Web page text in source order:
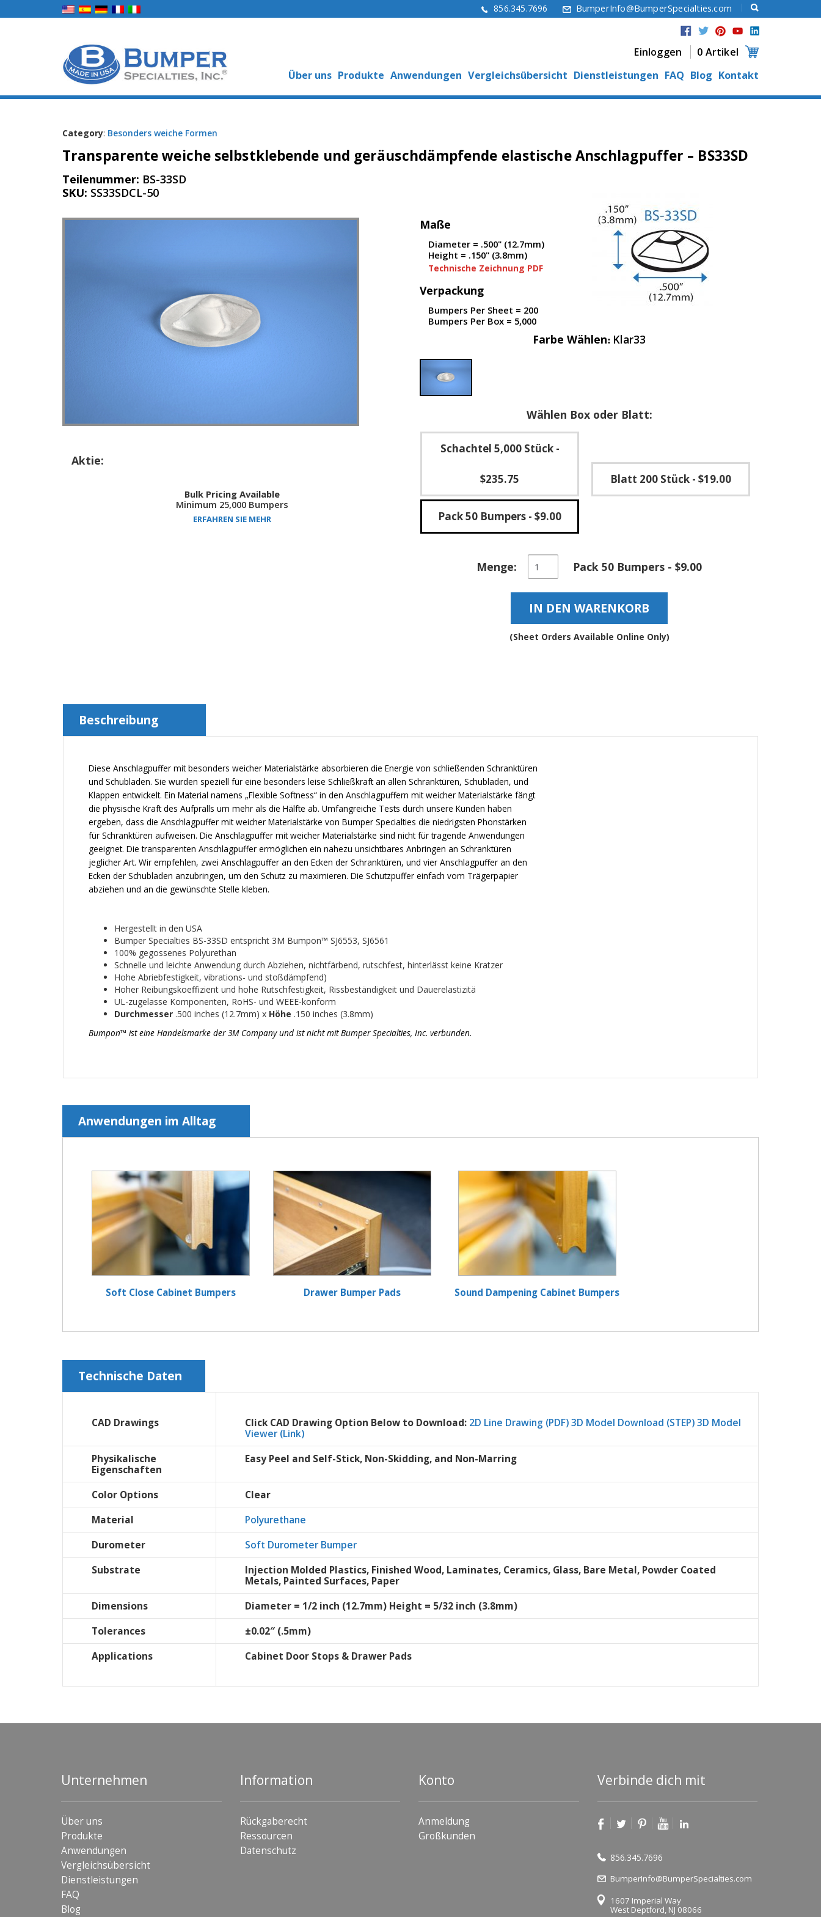
856.345.7696 BumperInfo@BumperSpecialties.com
Einloggen
0 Artikel
Über uns Produkte Anwendungen Vergleichsübersicht Dienstleistungen FAQ Blog Kontakt
Category: Besonders weiche Formen
Transparente weiche selbstklebende und geräuschdämpfende elastische Anschlagpuffer – BS33SD
Teilenummer: BS-33SD
SKU: SS33SDCL-50
Aktie:
Bulk Pricing Available
Minimum 25,000 Bumpers
ERFAHREN SIE MEHR
Maße
Diameter = .500" (12.7mm)
Height = .150" (3.8mm)
Technische Zeichnung PDF
Verpackung
Bumpers Per Sheet = 200
Bumpers Per Box = 5,000
Farbe Wählen Klar33
Wählen Box oder Blatt:
Schachtel 5,000 Stück-
$235.75 Blatt 200 Stück - $19.00
Pack 50 Bumpers - $9.00
Menge:
Transparente
weiche
und
geräuschdämpfende
Anschlagpuffer
Pack 50 Bumpers - $9.00
IN DEN WARENKORB
(Sheet Orders Available Online Only)
Beschreibung
Diese Anschlagpuffer mit besonders weicher Materialstärke absorbieren die Energie von schließenden Schranktüren
und Schubladen. Sie wurden speziell für eine besonders leise Schließkraft an allen Schranktüren, Schubladen, und
Klappen entwickelt. Ein Material namens „Flexible Softness“ in den Anschlagpuffern mit weicher Materialstärke fängt
die physische Kraft des Aufpralls um mehr als die Hälfte ab. Umfangreiche Tests durch unsere Kunden haben
ergeben, dass die Anschlagpuffer mit weicher Materialstärke von Bumper Specialties die niedrigsten Phonstärken
für Schranktüren aufweisen. Die Anschlagpuffer mit weicher Materialstärke sind nicht für tragende Anwendungen
geeignet. Die transparenten Anschlagpuffer ermöglichen ein nahezu unsichtbares Anbringen an Schranktüren
jeglicher Art. Wir empfehlen, zwei Anschlagpuffer an den Ecken der Schranktüren, und vier Anschlagpuffer an den
Ecken der Schubladen anzubringen, um den Schutz zu maximieren. Die Schutzpuffer einfach vom Trägerpapier
abziehen und an die gewünschte Stelle kleben.
Hergestellt in den USA
Bumper Specialties BS-33SD entspricht 3M Bumpon™ SJ6553, SJ6561
100% gegossenes Polyurethan
Schnelle und leichte Anwendung durch Abziehen, nichtfärbend, rutschfest, hinterlässt keine Kratzer
Hohe Abriebfestigkeit, vibrations- und stoßdämpfend)
Hoher Reibungskoeffizient und hohe Rutschfestigkeit, Rissbeständigkeit und Dauerelastizitä
UL-zugelasse Komponenten, RoHS- und WEEE-konform
Durchmesser .500 inches (12.7mm) x Höhe .150 inches (3.8mm)
Bumpon™ ist eine Handelsmarke der 3M Company und ist nicht mit Bumper Specialties, Inc. verbunden.
Anwendungen im Alltag
Soft Close Cabinet Bumpers Drawer Bumper Pads Sound Dampening Cabinet Bumpers
Technische Daten
CAD Drawings Click CAD Drawing Option Below to Download: 2D Line Drawing (PDF)3D Model Download (STEP)3D Model
Viewer (Link)
Physikalische
Eigenschaften
Easy Peel and Self-Stick, Non-Skidding, and Non-Marring
Color Options
Clear
Material
Polyurethane
Durometer
Soft Durometer Bumper
Substrate
Injection Molded Plastics, Finished Wood, Laminates, Ceramics, Glass, Bare Metal, Powder Coated
Metals, Painted Surfaces, Paper
Dimensions
Diameter = 1/2 inch (12.7mm) Height = 5/32 inch (3.8mm)
Tolerances
±0.02″ (.5mm)
Applications
Cabinet Door Stops & Drawer Pads
Unternehmen
Über uns
Produkte
Anwendungen
Vergleichsübersicht
Dienstleistungen
FAQ
Blog
Information
Rückgaberecht
Ressourcen
Datenschutz
Konto
Anmeldung
Großkunden
Verbinde dich mit
856.345.7696
BumperInfo@BumperSpecialties.com
1607 Imperial Way
West Deptford, NJ 08066